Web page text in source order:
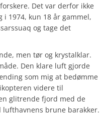
Det var derfor ikke
1974, kun 18 år gammel,
og tage det
men tør og krystalklar.
Den klare luft gjorde
som mig at bedømme
videre til
glitrende fjord med de
brune barakker.